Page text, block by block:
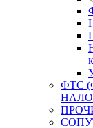
ФТС